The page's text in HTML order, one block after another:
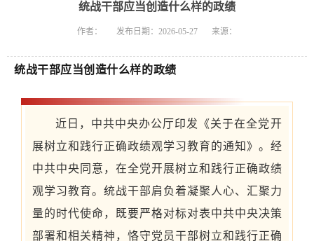
统战干部应当创造什么样的政绩
作者： 发布日期：2026-05-27 来源：
统战干部应当创造什么样的政绩
近日，中共中央办公厅印发《关于在全党开
展树立和践行正确政绩观学习教育的通知》。经
中共中央同意，在全党开展树立和践行正确政绩
观学习教育。统战干部肩负着凝聚人心、汇聚力
量的时代使命，既要严格对标对表中共中央决策
部署和相关精神，恪守党员干部树立和践行正确